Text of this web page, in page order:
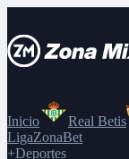
Inicio Real Betis
LigaZonaBet
+Deportes